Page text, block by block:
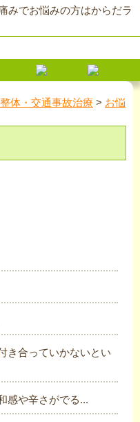
みでお悩みの方はからだラ
体・交通事故治療 > お悩
き合っていかないとい
感や辛さがでる...